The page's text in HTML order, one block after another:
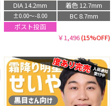
DIA 14.2mm
着色 12.7mm
±0.00〜-8.00
BC 8.7mm
ポスト投函
￥1,496(15%OFF)